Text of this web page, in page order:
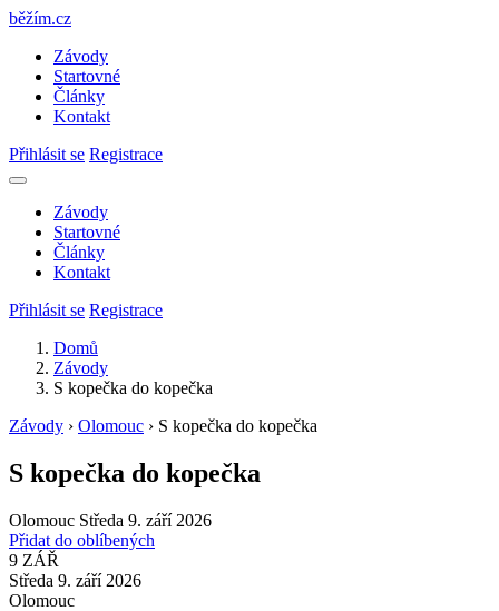
běžím.cz
Závody
Startovné
Články
Kontakt
Přihlásit se Registrace
Závody
Startovné
Články
Kontakt
Přihlásit se Registrace
Domů
Závody
S kopečka do kopečka
Závody › Olomouc › S kopečka do kopečka
S kopečka do kopečka
Olomouc Středa 9. září 2026
Přidat do oblíbených
9 ZÁŘ
Středa 9. září 2026
Olomouc